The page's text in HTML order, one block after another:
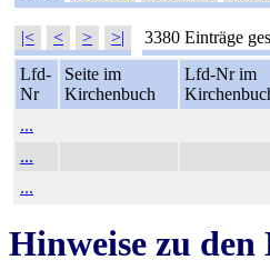
|< < > >| 3380 Einträge
Lfd-
Nr
Seite im
Kirchenbuch
Lfd-Nr im
...
...
...
Hinweise zu